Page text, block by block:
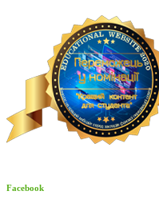
Facebook